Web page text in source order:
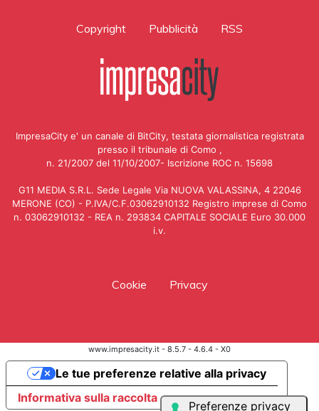
Copyright Pubblicità RSS
ImpresaCity e' un canale di BitCity, testata giornalistica registrata
presso il tribunale di Como ,
n. 21/2007 del 11/10/2007- Iscrizione ROC n. 15698
G11 MEDIA S.R.L. Sede Legale Via NUOVA VALASSINA, 4 22046
MERONE (CO) - P.IVA/C.F.03062910132 Registro imprese di Como
n. 03062910132 - REA n. 293834 CAPITALE SOCIALE Euro 30.000
i.v.
Cookie Privacy
www.impresacity.it - 8.5.7 - 4.6.4 - X0
Informativa sulla raccolta
Le tue preferenze relative alla privacy